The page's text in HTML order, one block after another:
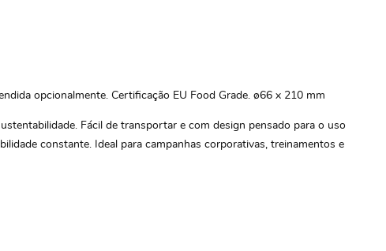
opcionalmente. Certificação EU Food Grade. ø66 x 210 mm
Fácil de transportar e com design pensado para o uso
constante. Ideal para campanhas corporativas, treinamentos e